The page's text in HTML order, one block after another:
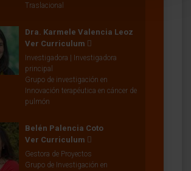
Traslacional
Dra. Karmele Valencia Leoz
Ver Curriculum
Investigadora | Investigadora
principal
Grupo de investigación en
Innovación terapéutica en cáncer de
pulmón
Belén Palencia Coto
Ver Curriculum
Gestora de Proyectos
Grupo de Investigación en